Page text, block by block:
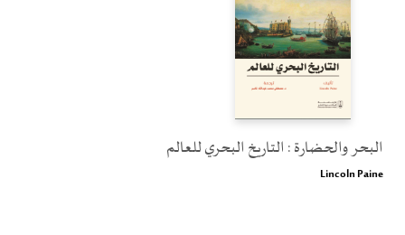
البحر والحضارة : التاريخ البحري للعالم
Lincoln Paine